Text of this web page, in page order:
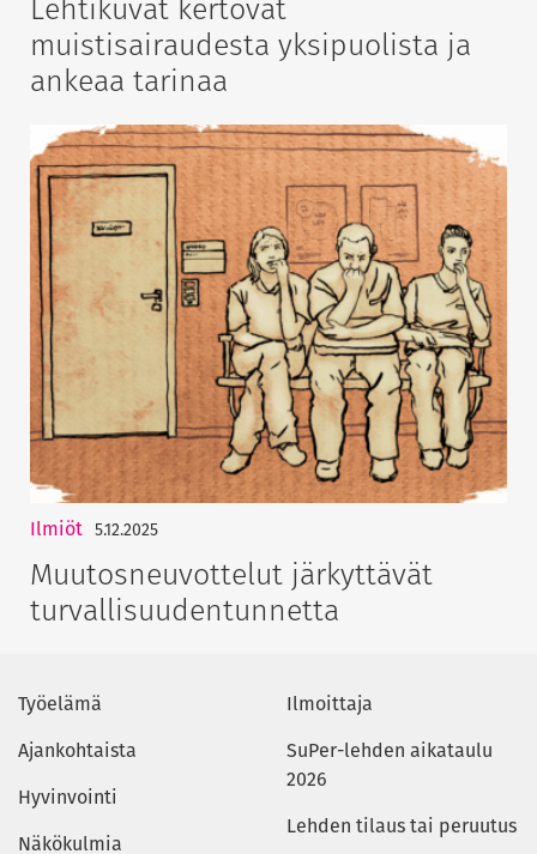
Lehtikuvat kertovat
muistisairaudesta yksipuolista ja
ankeaa tarinaa
Ilmiöt 5.12.2025
Muutosneuvottelut järkyttävät
turvallisuudentunnetta
Työelämä
Ajankohtaista
Hyvinvointi
Näkökulmia
Ilmoittaja
SuPer-lehden aikataulu
2026
Lehden tilaus tai peruutus